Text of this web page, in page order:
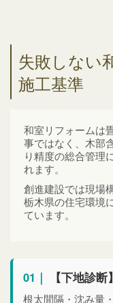
失敗しない
施工基準
和室リフォームは
事ではなく、木部
り精度の総合管理
れます。
創進建設では現場
栃木県の住宅環境
ています。
01｜ 【下地診
根太間隔・沈み量